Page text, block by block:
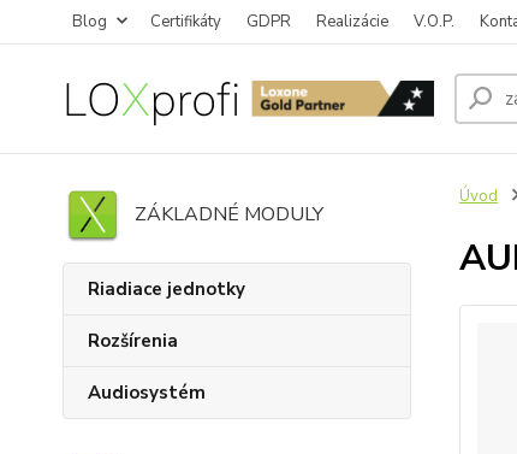
Blog Certifikáty GDPR Realizácie V.O.P.
ZÁKLADNÉ MODULY
Riadiace jednotky
Rozšírenia
Audiosystém
Úvod